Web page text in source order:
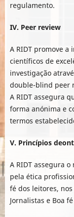
regulamento.
IV. Peer review
A RIDT promove a
científicos de
investigação
double-blind peer
A RIDT assegura
forma anónima e
termos
V. Princípios
A RIDT assegura
pela ética
fé dos leitores,
Jornalistas e Boa